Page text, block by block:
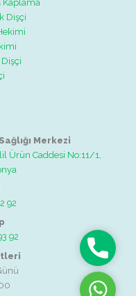
Kaplama
Dişçi
Merkezi
Ürün Caddesi No:11/1,
92
92
Telefon